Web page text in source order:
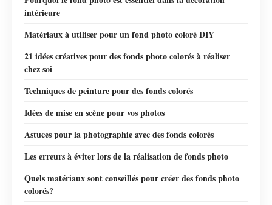
intérieure
Matériaux à utiliser pour un fond photo coloré DIY
21 idées créatives pour des fonds photo colorés à réaliser
chez soi
Techniques de peinture pour des fonds colorés
Idées de mise en scène pour vos photos
Astuces pour la photographie avec des fonds colorés
Les erreurs à éviter lors de la réalisation de fonds photo
Quels matériaux sont conseillés pour créer des fonds photo
colorés?